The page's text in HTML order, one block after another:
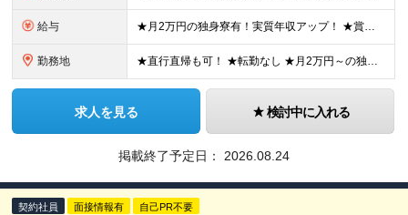
給与 ★月2万円の独身寮有！実質年収アップ！ ★賞与年2回！ 月給:25万2,000円～25万7,500円+諸手当＋賞与(年2回) ※経験やスキルを考慮して金額を決定します ※残業代は全額支給します ※
勤務地 ★直行直帰も可！ ★転勤なし ★月2万円～の独身寮を完備しているので、遠方からの応募も歓迎！ 神奈川県内の各エリアに配属 【横浜支社】 神奈川県横浜市西区みなとみらい2-3-3クイーンズタワーＢ7
求人を見る 検討中に入れる
掲載終了予定日： 2026.08.24
契約社員 面接情報有 自己PR不要